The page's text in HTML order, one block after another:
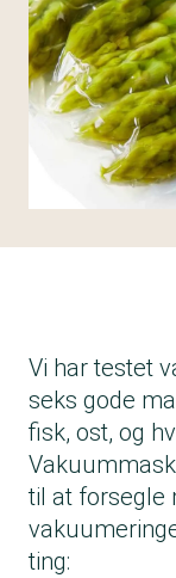
Vi har testet
seks gode
fisk, ost, og
til at forsegle
ting: